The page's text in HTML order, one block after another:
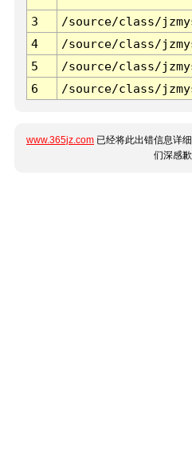
3 /source/class/
4
/source/class/
5
/source/class/
6
/source/class/
www.365jz.com 已经将此出错信息详
们深感